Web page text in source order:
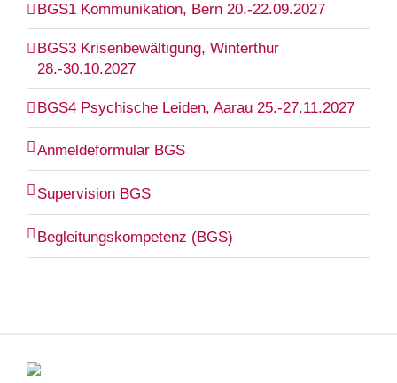
BGS1 Kommunikation, Bern 20.-22.09.2027
BGS3 Krisenbewältigung, Winterthur
28.-30.10.2027
BGS4 Psychische Leiden, Aarau 25.-27.11.2027
Anmeldeformular BGS
Supervision BGS
Begleitungskompetenz (BGS)